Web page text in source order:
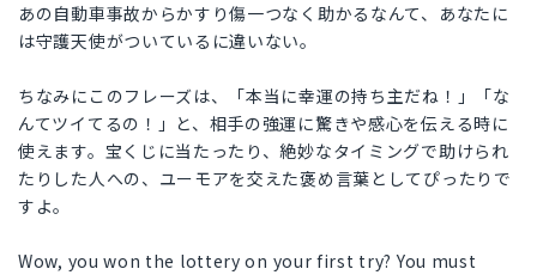
あの自動車事故からかすり傷一つなく助かるなんて、あなたに
は守護天使がついているに違いない。
ちなみにこのフレーズは、「本当に幸運の持ち主だね！」「な
んてツイてるの！」と、相手の強運に驚きや感心を伝える時に
使えます。宝くじに当たったり、絶妙なタイミングで助けられ
たりした人への、ユーモアを交えた褒め言葉としてぴったりで
すよ。
Wow, you won the lottery on your first try? You must